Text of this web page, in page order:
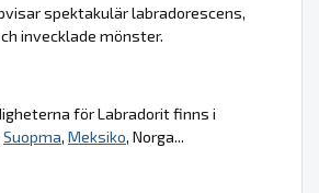
spektakulär labradorescens,
invecklade mönster.
för Labradorit finns i
Suopma, Meksiko, Norga...